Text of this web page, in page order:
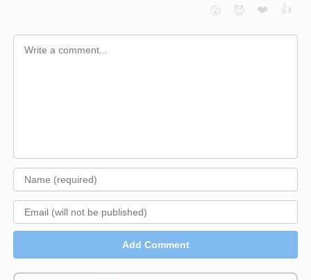
😮 😈 ❤️ 👍
Add Comment